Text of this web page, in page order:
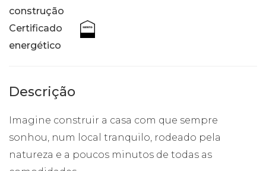
construção
Certificado
energético
Descrição
Imagine construir a casa com que sempre
sonhou, num local tranquilo, rodeado pela
natureza e a poucos minutos de todas as